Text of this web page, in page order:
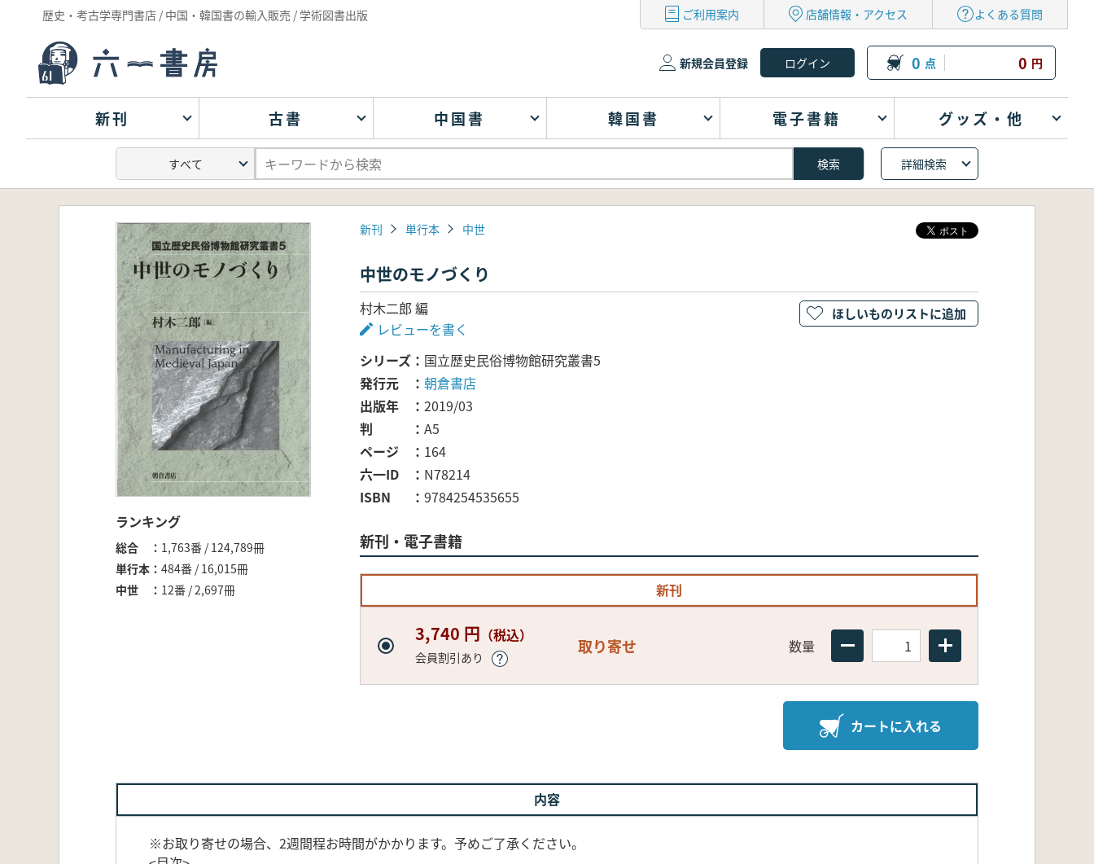
歴史・考古学専門書店 / 中国・韓国書の輸入販売 / 学術図書出版 ご利用案内 店舗情報・アクセス よくある質問
新規会員登録 0 点 0 円
新刊 古書 中国書 韓国書 電子書籍 グッズ・他
詳細検索
ランキング
総合
1,763番 / 124,789冊
単行本
484番 / 16,015冊
中世
12番 / 2,697冊
新刊 単行本 中世
中世のモノづくり
村木二郎 編
レビューを書く
シリーズ
国立歴史民俗博物館研究叢書5
発行元
朝倉書店
出版年
2019/03
判
A5
ページ
164
六一ID
N78214
ISBN
9784254535655
新刊・電子書籍
新刊
3,740 円 （税込）
会員割引あり
取り寄せ 数量
カートに入れる
ほしいものリストに追加
内容
※お取り寄せの場合、2週間程お時間がかかります。予めご了承ください。